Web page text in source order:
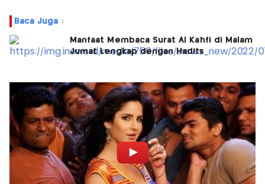
Baca Juga :
Manfaat Membaca Surat Al Kahfi di Malam
Jumat Lengkap dengan Hadits